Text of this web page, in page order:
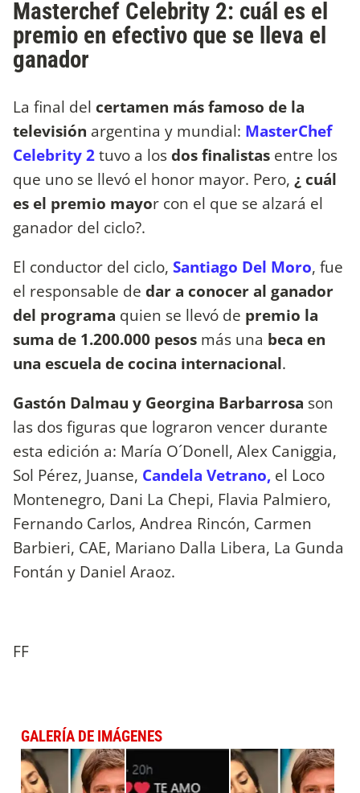
Masterchef Celebrity 2: cuál es el
premio en efectivo que se lleva el
ganador
La final del certamen más famoso de la
televisión argentina y mundial: MasterChef
Celebrity 2tuvo a losdos finalistas entre los
que uno se llevó el honor mayor. Pero, ¿ cuál
es el premio mayor con el que se alzará el
ganador del ciclo?.
El conductor del ciclo, Santiago Del Moro, fue
el responsable de dar a conocer al ganador
del programa quien se llevó de premio la
suma de 1.200.000 pesos más una beca en
una escuela de cocina internacional.
Gastón Dalmau y Georgina Barbarrosa son
las dos figuras que lograron vencer durante
esta edición a: María O´Donell, Alex Caniggia,
Sol Pérez, Juanse, Candela Vetrano, el Loco
Montenegro, Dani La Chepi, Flavia Palmiero,
Fernando Carlos, Andrea Rincón, Carmen
Barbieri, CAE, Mariano Dalla Libera, La Gunda
Fontán y Daniel Araoz.
FF
GALERÍA DE IMÁGENES